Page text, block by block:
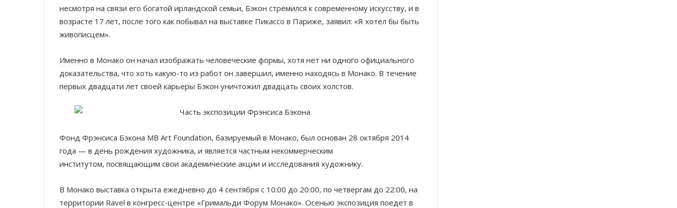
несмотря на связи его богатой ирландской семьи, Бэкон стремился к современному искусству, и в
возрасте 17 лет, после того как побывал на выставке Пикассо в Париже, заявил: «Я хотел бы быть
живописцем».
Именно в Монако он начал изображать человеческие формы, хотя нет ни одного официального
доказательства, что хоть какую-то из работ он завершил, именно находясь в Монако. В течение
первых двадцати лет своей карьеры Бэкон уничтожил двадцать своих холстов.
Фонд Фрэнсиса Бэкона MB Art Foundation, базируемый в Монако, был основан 28 октября 2014
года — в день рождения художника, и является частным некоммерческим
институтом, посвящающим свои академические акции и исследования художнику.
В Монако выставка открыта ежедневно до 4 сентября с 10:00 до 20:00, по четвергам до 22:00, на
территории Ravel в конгресс-центре «Гримальди Форум Монако». Осенью экспозиция поедет в
После финиша начинается главное:
экономическую ценность Гран-при
Формулы-1